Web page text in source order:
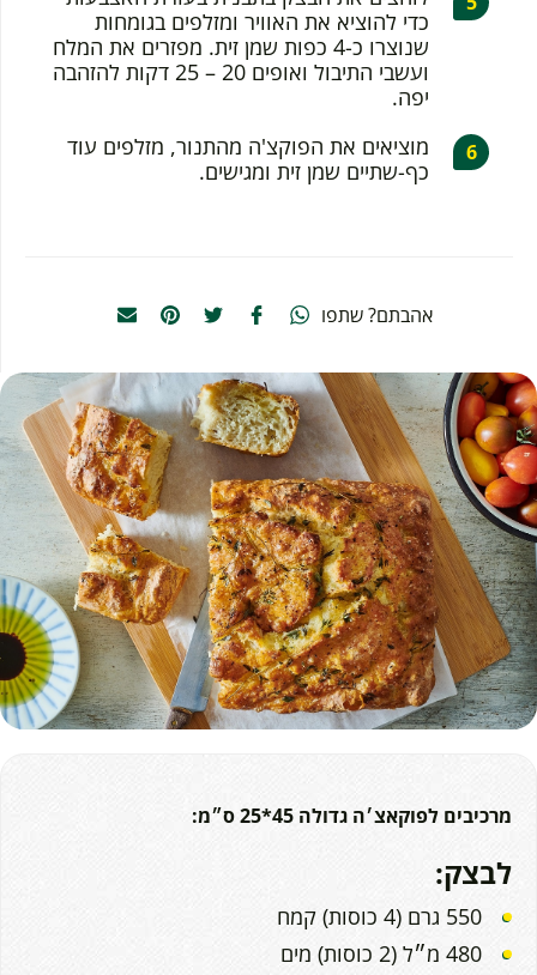
כדי להוציא את האוויר ומזלפים בגומחות
שנוצרו כ-4 כפות שמן זית. מפזרים את המלח
ועשבי התיבול ואופים 20 – 25 דקות להזהבה
יפה.
מוציאים את הפוקצ'ה מהתנור, מזלפים עוד
כף-שתיים שמן זית ומגישים.
אהבתם? שתפו
מרכיבים לפוקאצ׳ה גדולה 45*25 ס״מ:
לבצק:
550 גרם (4 כוסות) קמח
480 מ״ל (2 כוסות) מים